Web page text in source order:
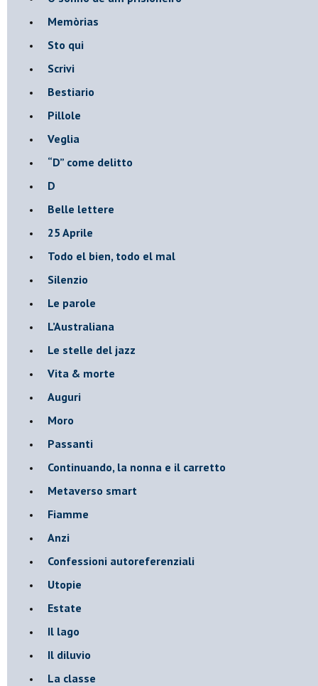
Memòrias
Sto qui
Scrivi
Bestiario
Pillole
Veglia
​“D” come delitto
D
Belle lettere
25 Aprile
Todo el bien, todo el mal
Silenzio
Le parole
​L’Australiana
Le stelle del jazz
Vita & morte
Auguri
Moro
Passanti
Continuando, la nonna e il carretto
Metaverso smart
Fiamme
Anzi
Confessioni autoreferenziali
Utopie
Estate
Il lago
Il diluvio
La classe